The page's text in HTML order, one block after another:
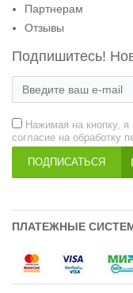
Партнерам
Отзывы
Подпишитесь!
Нажимая на кнопку,
согласие на обработку
ПОДПИСАТЬСЯ
ПЛАТЕЖНЫЕ